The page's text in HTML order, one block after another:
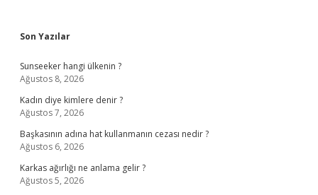
Sidebar
Son Yazılar
Sunseeker hangi ülkenin ?
Ağustos 8, 2026
Kadın diye kimlere denir ?
Ağustos 7, 2026
Başkasının adına hat kullanmanın cezası nedir ?
Ağustos 6, 2026
Karkas ağırlığı ne anlama gelir ?
Ağustos 5, 2026